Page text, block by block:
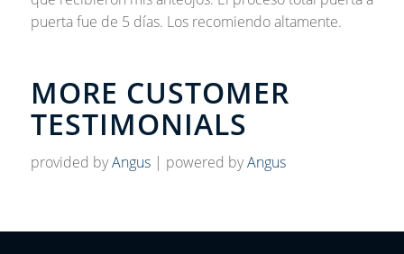
puerta fue de 5 días. Los recomiendo altamente.
MORE CUSTOMER
TESTIMONIALS
provided byAngus| powered byAngus